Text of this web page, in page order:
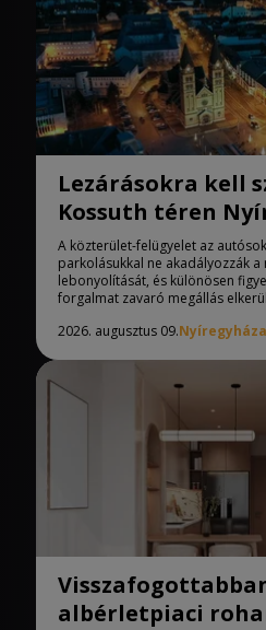
Lezárásokra kell
Kossuth téren
A közterület-felügyelet az
parkolásukkal ne akadályozzák a
lebonyolítását, és különösen
forgalmat zavaró megállás
2026. augusztus 09.Nyíregyháza
albérletpiaci